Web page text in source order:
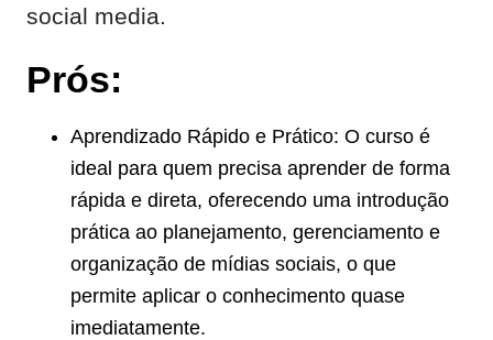
social media.
Prós:
Aprendizado Rápido e Prático: O curso é
ideal para quem precisa aprender de forma
rápida e direta, oferecendo uma introdução
prática ao planejamento, gerenciamento e
organização de mídias sociais, o que
permite aplicar o conhecimento quase
imediatamente.